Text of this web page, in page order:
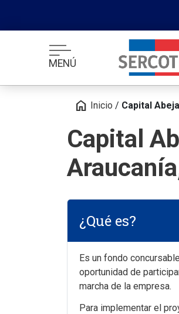
MENÚ
home Inicio / Capital
Capital
¿Qué es?
Es un fondo
oportunidad de
marcha de la empresa.
Para implementar el